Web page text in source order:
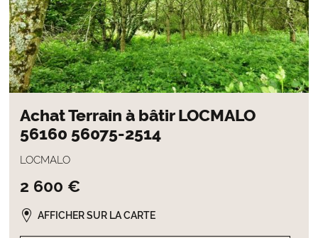
Achat Terrain à bâtir LOCMALO
56160 56075-2514
LOCMALO
2 600 €
AFFICHER SUR LA CARTE